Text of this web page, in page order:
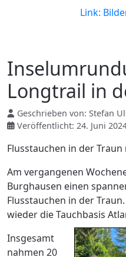
Link:
Longtrail in
Geschrieben von: Stefan
Veröffentlicht: 24. Juni
Flusstauchen in der Traun
Am vergangenen
Burghausen einen
Flusstauchen in der
wieder die Tauchbasis
Insgesamt
nahmen 20